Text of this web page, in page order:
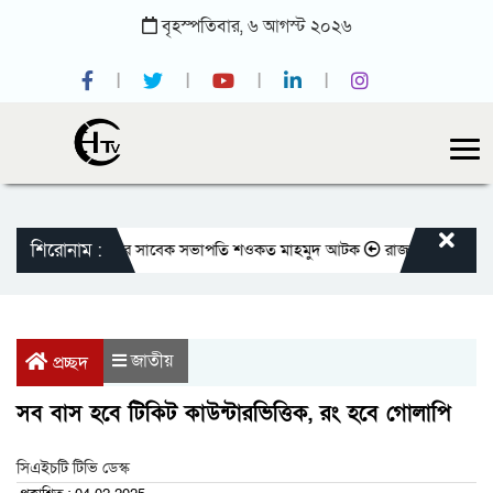
বৃহস্পতিবার,৬আগস্ট ২০২৬
শিরোনাম :
প্রেসক্লাবের সাবেক সভাপতি শওকত মাহমুদ আটক রাজবাড়ীতে বীর
প্রচ্ছদ জাতীয়
সব বাস হবে টিকিট কাউন্টারভিত্তিক, রং হবে গোলাপি
সিএইচটি টিভি ডেস্ক